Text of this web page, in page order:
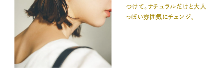
つけて。ナチュラルだけと大人
っぽい雰囲気にチェンジ。